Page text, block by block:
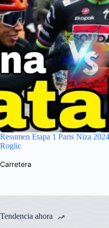
Resumen Etapa 1 Paris Niza
Roglic
Carretera
Tendencia ahora